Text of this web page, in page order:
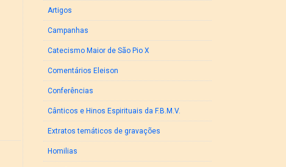
Artigos
Campanhas
Catecismo Maior de São Pio X
Comentários Eleison
Conferências
Cânticos e Hinos Espirituais da F.B.M.V.
Extratos temáticos de gravações
Homilias